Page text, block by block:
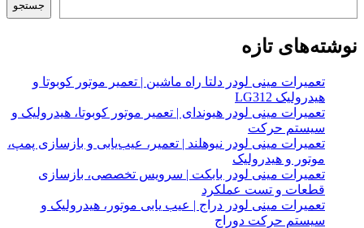
جستجو
نوشته‌های تازه
تعمیرات مینی لودر دلتا راه ماشین | تعمیر موتور کوبوتا و
هیدرولیک LG312
تعمیرات مینی لودر هیوندای | تعمیر موتور کوبوتا، هیدرولیک و
سیستم حرکت
تعمیرات مینی لودر نیوهلند | تعمیر، عیب‌یابی و بازسازی پمپ،
موتور و هیدرولیک
تعمیرات مینی لودر بابکت | سرویس تخصصی، بازسازی
قطعات و تست عملکرد
تعمیرات مینی لودر دراج | عیب یابی موتور، هیدرولیک و
سیستم حرکت دوراج